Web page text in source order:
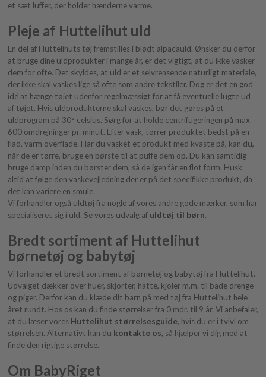
et sæt luffer, der holder hænderne varme.
Pleje af Huttelihut uld
En del af Huttelihuts tøj fremstilles i blødt alpacauld. Ønsker du derfor
at bruge dine uldprodukter i mange år, er det vigtigt, at du ikke vasker
dem for ofte. Det skyldes, at uld er et selvrensende naturligt materiale,
der ikke skal vaskes lige så ofte som andre tekstiler. Dog er det en god
idé at hænge tøjet udenfor regelmæssigt for at få eventuelle lugte ud
af tøjet. Hvis uldprodukterne skal vaskes, bør det gøres på et
uldprogram på 30° celsius. Sørg for at holde centrifugeringen på max
600 omdrejninger pr. minut. Efter vask, tørrer produktet bedst på en
flad, varm overflade. Har du vasket et produkt med kvaste på, kan du,
når de er tørre, bruge en børste til at puffe dem op. Du kan samtidig
bruge damp inden du børster dem, så de igen får en flot form. Husk
altid at følge den vaskevejledning der er på det specifikke produkt, da
det kan variere en smule.
Vi forhandler også uldtøj fra nogle af vores andre gode mærker, som har
specialiseret sig i uld. Se vores udvalg af uldtøj til børn.
Bredt sortiment af Huttelihut
børnetøj og babytøj
Vi forhandler et bredt sortiment af børnetøj og babytøj fra Huttelihut.
Udvalget dækker over huer, skjorter, hatte, kjoler m.m. til både drenge
og piger. Derfor kan du klæde dit barn på med tøj fra Huttelihut hele
året rundt. Hos os kan du finde størrelser fra 0 mdr. til 9 år. Vi anbefaler,
at du læser vores Huttelihut størrelsesguide, hvis du er i tvivl om
størrelsen. Alternativt kan du kontakte os, så hjælper vi dig med at
finde den rigtige størrelse.
Om BabyRiget